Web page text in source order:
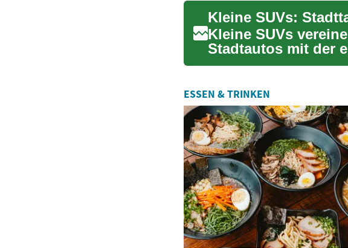
Kleine SUVs:
Kleine SUVs
Stadtautos mit der
robusten Auftritt
ESSEN & TRINKEN